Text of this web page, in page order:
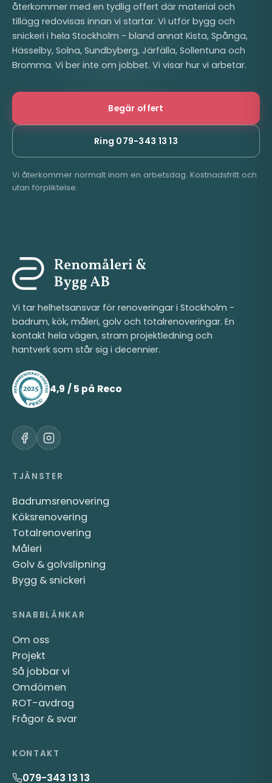
återkommer med en tydlig offert där material och
tillägg redovisas innan vi startar. Vi utför bygg och
snickeri i hela Stockholm - bland annat Kista, Spånga,
Hässelby, Solna, Sundbyberg, Järfälla, Sollentuna och
Bromma. Vi ber inte om jobbet. Vi visar hur vi arbetar.
Begär offert
Ring 079-343 13 13
Vi återkommer normalt inom en arbetsdag. Kostnadsfritt och
utan förpliktelse.
Vi tar helhetsansvar för renoveringar i Stockholm -
badrum, kök, måleri, golv och totalrenoveringar. En
kontakt hela vägen, stram projektledning och
hantverk som står sig i decennier.
4,9 / 5 på Reco
TJÄNSTER
Badrumsrenovering
Köksrenovering
Totalrenovering
Måleri
Golv & golvslipning
Bygg & snickeri
SNABBLÄNKAR
Om oss
Projekt
Så jobbar vi
Omdömen
ROT-avdrag
Frågor & svar
KONTAKT
079-343 13 13